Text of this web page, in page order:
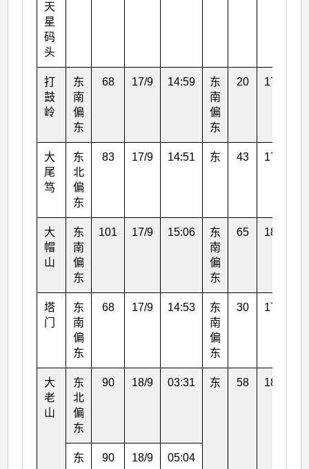
天
星
码
头
打
鼓
岭
东
南
偏
东
68 17/9 14:59
东
南
偏
东
20 17/9
大
尾
笃
东
北
偏
东
83 17/9 14:51 东 43 17/9
大
帽
山
东
南
偏
东
101 17/9 15:06
东
南
偏
东
65 18/9
塔
门
东
南
偏
东
68 17/9 14:53
东
南
偏
东
30 17/9
大
老
山
东
北
偏
东
90 18/9 03:31 东 58 18/9
东 90 18/9 05:04